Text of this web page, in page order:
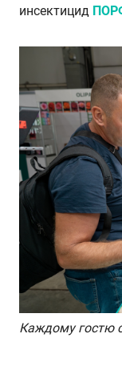
инсектицид
Каждому гостю